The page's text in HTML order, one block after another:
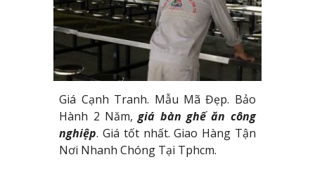
Giá Cạnh Tranh. Mẫu Mã Đẹp. Bảo
Hành 2 Năm,giá bàn ghế ăn công
nghiệp. Giá tốt nhất. Giao Hàng Tận
Nơi Nhanh Chóng Tại Tphcm.